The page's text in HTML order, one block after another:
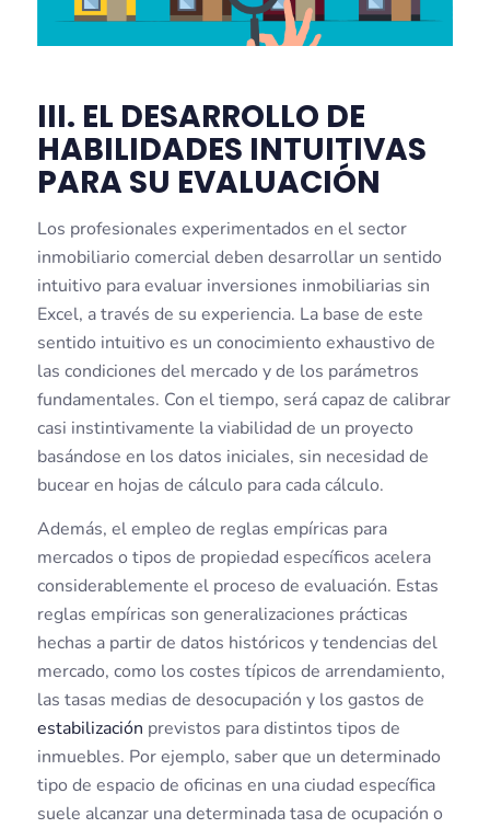
III. EL DESARROLLO DE
HABILIDADES INTUITIVAS
PARA SU EVALUACIÓN
Los profesionales experimentados en el sector
inmobiliario comercial deben desarrollar un sentido
intuitivo para evaluar inversiones inmobiliarias sin
Excel, a través de su experiencia. La base de este
sentido intuitivo es un conocimiento exhaustivo de
las condiciones del mercado y de los parámetros
fundamentales. Con el tiempo, será capaz de calibrar
casi instintivamente la viabilidad de un proyecto
basándose en los datos iniciales, sin necesidad de
bucear en hojas de cálculo para cada cálculo.
Además, el empleo de reglas empíricas para
mercados o tipos de propiedad específicos acelera
considerablemente el proceso de evaluación. Estas
reglas empíricas son generalizaciones prácticas
hechas a partir de datos históricos y tendencias del
mercado, como los costes típicos de arrendamiento,
las tasas medias de desocupación y los gastos de
estabilización previstos para distintos tipos de
inmuebles. Por ejemplo, saber que un determinado
tipo de espacio de oficinas en una ciudad específica
suele alcanzar una determinada tasa de ocupación o